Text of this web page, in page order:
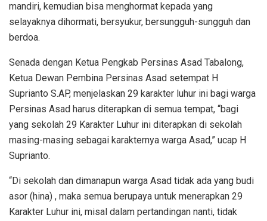
mandiri, kemudian bisa menghormat kepada yang
selayaknya dihormati, bersyukur, bersungguh-sungguh dan
berdoa.
Senada dengan Ketua Pengkab Persinas Asad Tabalong,
Ketua Dewan Pembina Persinas Asad setempat H
Suprianto S.AP, menjelaskan 29 karakter luhur ini bagi warga
Persinas Asad harus diterapkan di semua tempat, “bagi
yang sekolah 29 Karakter Luhur ini diterapkan di sekolah
masing-masing sebagai karakternya warga Asad,” ucap H
Suprianto.
“Di sekolah dan dimanapun warga Asad tidak ada yang budi
asor (hina) , maka semua berupaya untuk menerapkan 29
Karakter Luhur ini, misal dalam pertandingan nanti, tidak